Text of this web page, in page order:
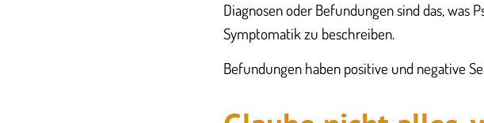
Diagnosen oder Befundungen sind das, was
Symptomatik zu beschreiben.
Befundungen haben positive und negative